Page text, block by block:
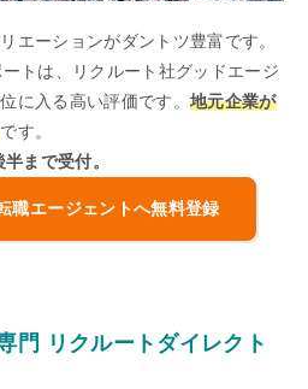
エーションがダントツ豊富です。
トは、リクルート社グッドエージ
に入る高い評価です。地元企業が
です。
まで受付。
職エージェントへ無料登録
門 リクルートダイレクト